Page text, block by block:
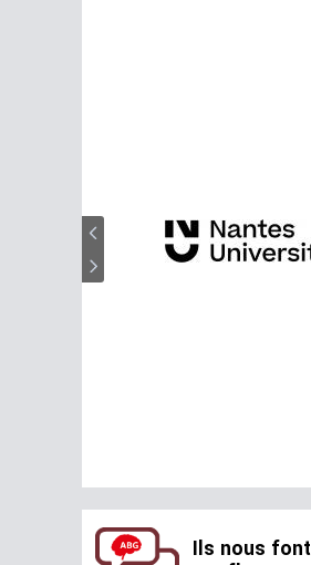
Ils nous font